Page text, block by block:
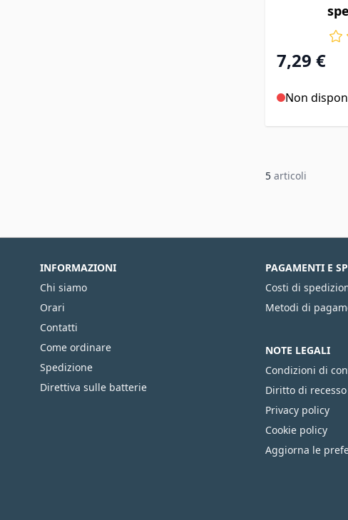
7,29 €
Non
5 articoli
INFORMAZIONI
Chi siamo
Orari
Contatti
Come ordinare
Spedizione
Direttiva sulle batterie
PAGAMENTI E
Costi di
Metodi di
NOTE LEGALI
Condizioni di
Diritto di recesso
Privacy policy
Cookie policy
Aggiorna le